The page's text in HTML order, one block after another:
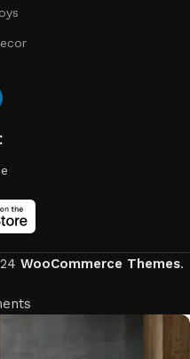
WooCommerce Themes.